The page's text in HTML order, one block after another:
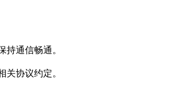
通信畅通。
协议约定。